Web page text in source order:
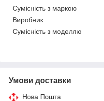
Сумісність з маркою
Виробник
Сумісність з моделлю
Умови доставки
Нова Пошта